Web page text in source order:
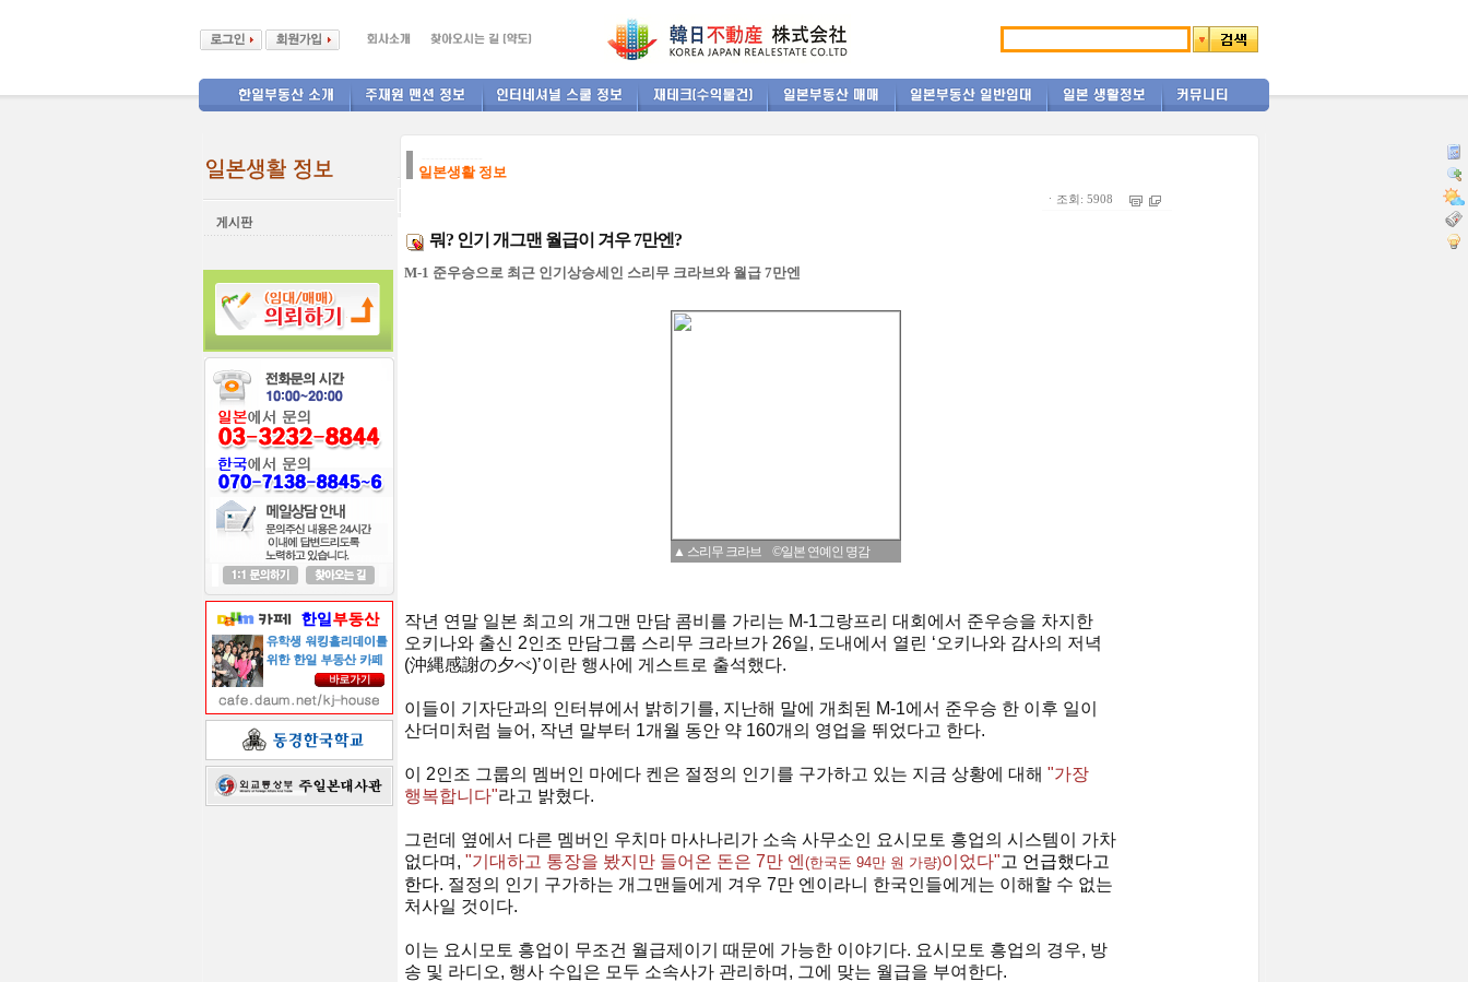
일본생활 정보
ㆍ조회: 5908
뭐? 인기 개그맨 월급이 겨우 7만엔?
M-1 준우승으로 최근 인기상승세인 스리무 크라브와 월급 7만엔
▲ 스리무 크라브 ©일본 연예인 명감
작년 연말 일본 최고의 개그맨 만담 콤비를 가리는 M-1그랑프리 대회에서 준우승을 차지한
오키나와 출신 2인조 만담그룹 스리무 크라브가 26일, 도내에서 열린 ‘오키나와 감사의 저녁
(沖縄感謝の夕べ)’이란 행사에 게스트로 출석했다.
이들이 기자단과의 인터뷰에서 밝히기를, 지난해 말에 개최된 M-1에서 준우승 한 이후 일이
산더미처럼 늘어, 작년 말부터 1개월 동안 약 160개의 영업을 뛰었다고 한다.
이 2인조 그룹의 멤버인 마에다 켄은 절정의 인기를 구가하고 있는 지금 상황에 대해 "가장
행복합니다"라고 밝혔다.
그런데 옆에서 다른 멤버인 우치마 마사나리가 소속 사무소인 요시모토 흥업의 시스템이 가차
없다며, "기대하고 통장을 봤지만 들어온 돈은 7만 엔 (한국돈 94만 원 가량)이었다"고 언급했다고
한다. 절정의 인기 구가하는 개그맨들에게 겨우 7만 엔이라니 한국인들에게는 이해할 수 없는
처사일 것이다.
이는 요시모토 흥업이 무조건 월급제이기 때문에 가능한 이야기다. 요시모토 흥업의 경우, 방
송 및 라디오, 행사 수입은 모두 소속사가 관리하며, 그에 맞는 월급을 부여한다.